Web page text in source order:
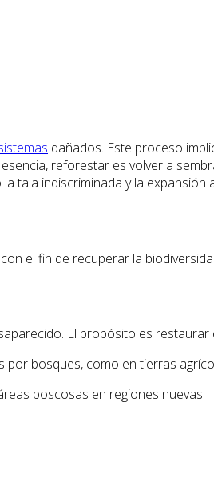
dañados. Este proceso
reforestar es volver a
tala indiscriminada y la expansión
el fin de recuperar la
El propósito es restaurar
bosques, como en tierras
boscosas en regiones nuevas.